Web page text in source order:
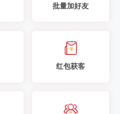
批量加好友
红包获客